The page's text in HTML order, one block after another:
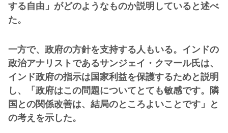
する自由」がどのようなものか説明していると述べ
た。
一方で、政府の方針を支持する人もいる。インドの
政治アナリストであるサンジェイ・クマール氏は、
インド政府の指示は国家利益を保護するためと説明
し、「政府はこの問題についてとても敏感です。隣
国との関係改善は、結局のところよいことです」と
の考えを示した。